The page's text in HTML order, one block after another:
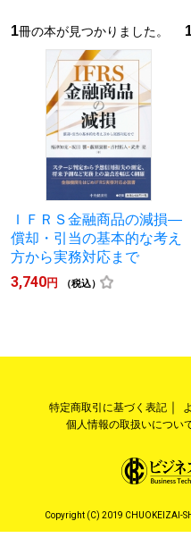
1冊の本が見つかりました。
ＩＦＲＳ金融商品の減損―
償却・引当の基本的な考え
方から実務対応まで
3,740円 （税込）
特定商取引に基づく表記
個人情報の取扱いについ
Copyright (C) 2019 CHUOKEIZAI-